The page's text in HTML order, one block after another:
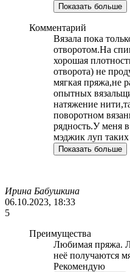
Показать больше
Комментарий
Вязала пока
отворотом.На
хорошая
отворота) не
мягкая пряжа,не
опытных
натяжение
поворотном
рядность.У меня
мэджик луп
Показать больше
Ирина Бабушкина
06.10.2023, 18:33
5
Преимущества
Любимая пряжа.
неё получаются
Рекомендую